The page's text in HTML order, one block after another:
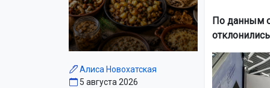
Алиса Новохатская
5 августа 2026
По данным